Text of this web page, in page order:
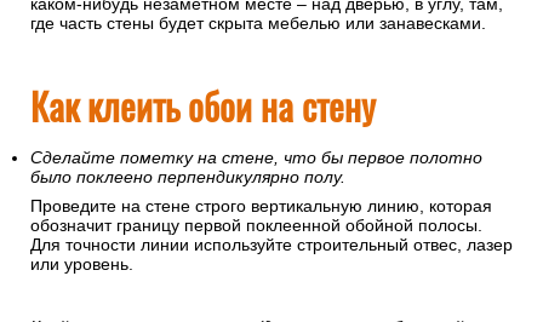
проемов, поскольку эти линии перпендикулярны полу. При
этом желательно использовать отвес или уровень, чтобы
где часть стены будет скрыта мебелью или занавесками.
Как клеить обои на стену
Сделайте пометку на стене, что бы первое полотно
было поклеено перпендикулярно полу.
Проведите на стене строго вертикальную линию, которая